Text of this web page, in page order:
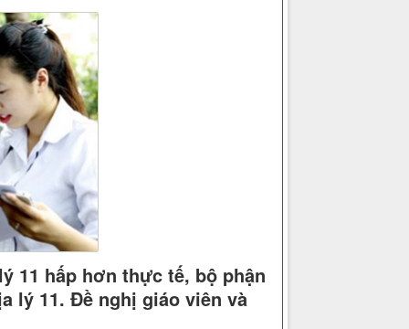
11 hấp hơn thực tế, bộ phận
lý 11. Đề nghị giáo viên và